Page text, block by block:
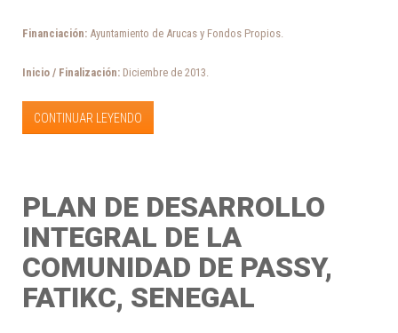
Financiación: Ayuntamiento de Arucas y Fondos Propios.
Inicio / Finalización: Diciembre de 2013.
CONTINUAR LEYENDO
PLAN DE DESARROLLO
INTEGRAL DE LA
COMUNIDAD DE PASSY,
FATIKC, SENEGAL